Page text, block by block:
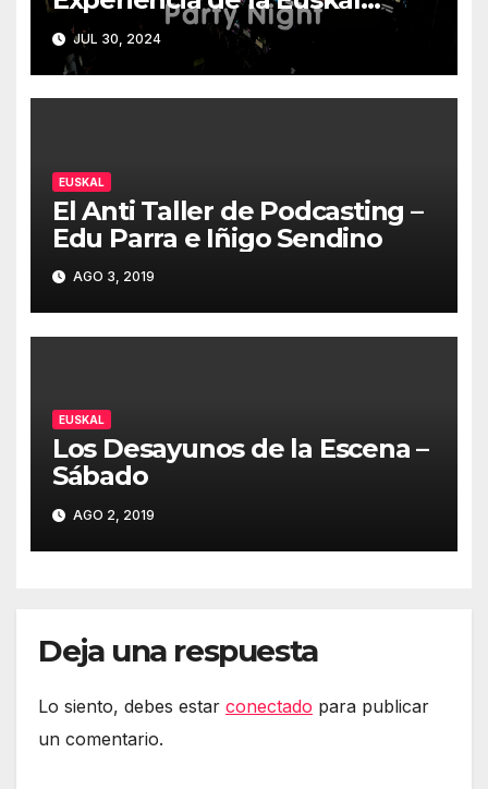
Encounter 32 – Party Night
2024
JUL 30, 2024
EUSKAL
El Anti Taller de Podcasting –
Edu Parra e Iñigo Sendino
AGO 3, 2019
EUSKAL
Los Desayunos de la Escena –
Sábado
AGO 2, 2019
Deja una respuesta
Lo siento, debes estar conectado para publicar
un comentario.